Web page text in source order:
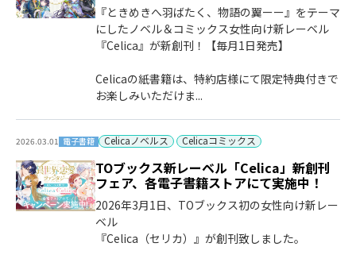
『ときめきへ羽ばたく、物語の翼ーー』をテーマ
にしたノベル＆コミックス女性向け新レーベル
『Celica』が新創刊！【毎月1日発売】
Celicaの紙書籍は、特約店様にて限定特典付きで
お楽しみいただけま...
2026.03.01 電子書籍 Celicaノベルス Celicaコミックス
TOブックス新レーベル「Celica」新創刊
フェア、各電子書籍ストアにて実施中！
2026年3月1日、TOブックス初の女性向け新レー
ベル
『Celica（セリカ）』が創刊致しました。